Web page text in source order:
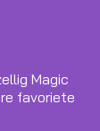
Magic
favoriete